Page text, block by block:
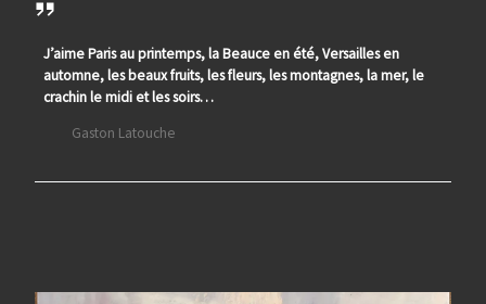
J’aime Paris au printemps, la Beauce en été, Versailles en
automne, les beaux fruits, les fleurs, les montagnes, la mer, le
crachin le midi et les soirs…
Gaston Latouche